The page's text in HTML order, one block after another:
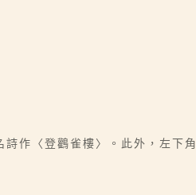
作〈登鸛雀樓〉。此外，左下角